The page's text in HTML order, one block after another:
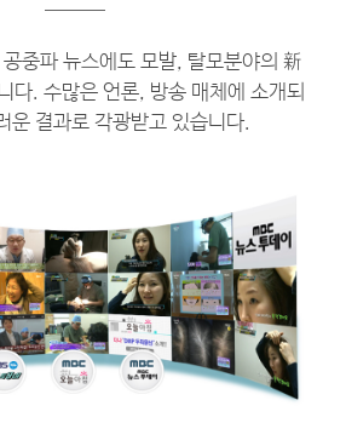
중파 뉴스에도 모발, 탈모분야의 新
다. 수많은 언론, 방송 매체에 소개되
운 결과로 각광받고 있습니다.